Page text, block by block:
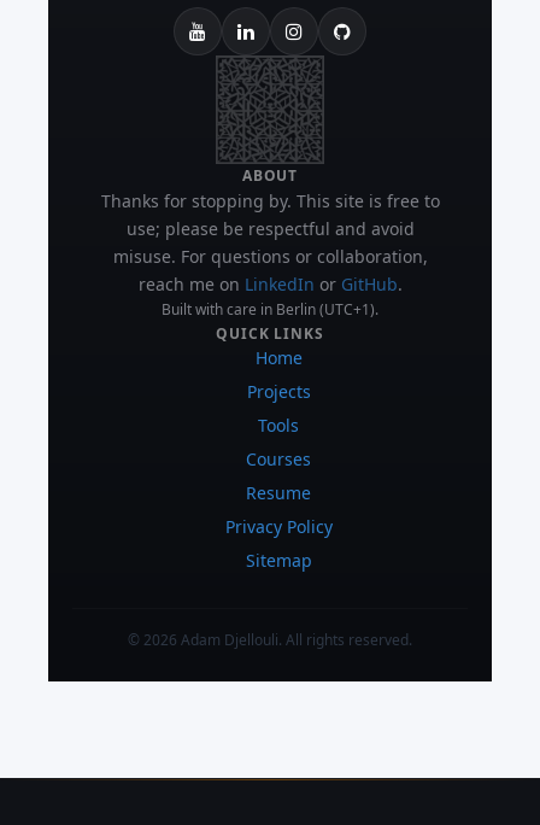
ABOUT
Thanks for stopping by. This site is free to
use; please be respectful and avoid
misuse. For questions or collaboration,
reach me on LinkedIn or GitHub.
Built with care in Berlin (UTC+1).
QUICK LINKS
Home
Projects
Tools
Courses
Resume
Privacy Policy
Sitemap
© 2026 Adam Djellouli. All rights reserved.